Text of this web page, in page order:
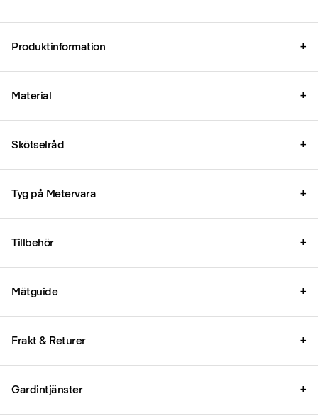
Produktinformation +
Material +
Skötselråd +
Tyg på Metervara +
Tillbehör +
Mätguide +
Frakt & Returer +
Gardintjänster +